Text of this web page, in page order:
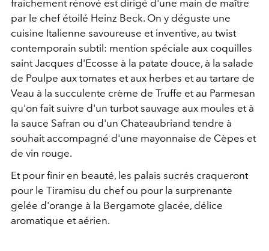
fraichement rénové est dirigé d'une main de maître
par le chef étoilé Heinz Beck. On y déguste une
cuisine Italienne savoureuse et inventive, au twist
contemporain subtil: mention spéciale aux coquilles
saint Jacques d'Ecosse à la patate douce, à la salade
de Poulpe aux tomates et aux herbes et au tartare de
Veau à la succulente crème de Truffe et au Parmesan
qu'on fait suivre d'un turbot sauvage aux moules et à
la sauce Safran ou d'un Chateaubriand tendre à
souhait accompagné d'une mayonnaise de Cèpes et
de vin rouge.
Et pour finir en beauté, les palais sucrés craqueront
pour le Tiramisu du chef ou pour la surprenante
gelée d'orange à la Bergamote glacée, délice
aromatique et aérien.